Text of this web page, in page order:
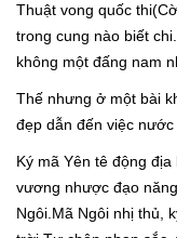
Thuật vong quốc
trong cung nào biết
không một đấng nam
Thế nhưng ở một bài
đẹp dẫn đến việc nước
Ký mã Yên tê động
vương nhược đạo
Ngôi.Mã Ngôi nhị thủ,